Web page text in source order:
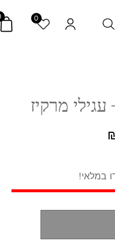
0
במלאי!